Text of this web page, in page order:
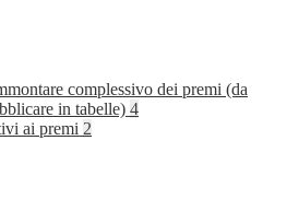
complessivo dei premi (da
in tabelle) 4
ai premi 2